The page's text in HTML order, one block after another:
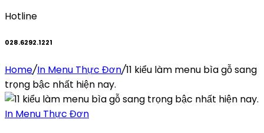
Hotline
028.6292.1221
Home/In Menu Thực Đơn/11 kiểu làm menu bìa gỗ sang
trọng bậc nhất hiện nay.
In Menu Thực Đơn